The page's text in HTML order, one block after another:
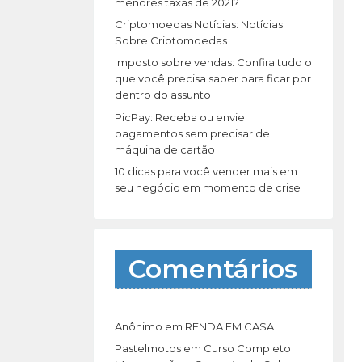
:
Criptomoedas Notícias: Notícias
Sobre Criptomoedas
Imposto sobre vendas: Confira tudo o
que você precisa saber para ficar por
dentro do assunto
PicPay: Receba ou envie
pagamentos sem precisar de
máquina de cartão
10 dicas para você vender mais em
seu negócio em momento de crise
Comentários
Anônimo em RENDA EM CASA
Pastelmotosem Curso Completo